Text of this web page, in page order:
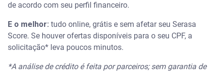
de acordo com seu perfil financeiro.
E o melhor: tudo online, grátis e sem afetar seu Serasa
Score. Se houver ofertas disponíveis para o seu CPF, a
solicitação* leva poucos minutos.
*A análise de crédito é feita por parceiros; sem garantia de